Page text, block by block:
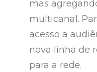
mas
multicanal.
acesso a
nova linha de
para a rede.